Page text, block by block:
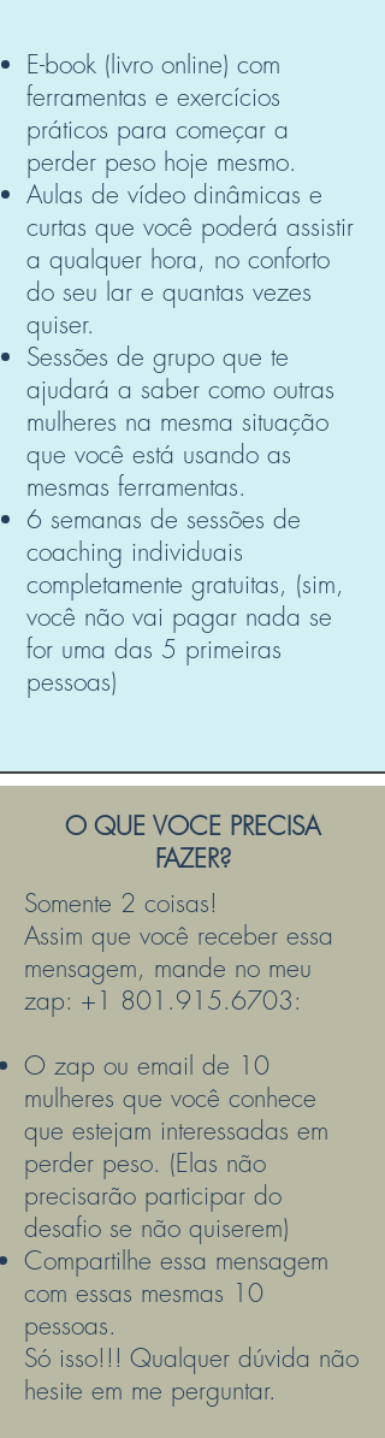
E-book (livro online) com
ferramentas e exercícios
práticos para começar a
perder peso hoje mesmo.
Aulas de vídeo dinâmicas e
curtas que você poderá assistir
a qualquer hora, no conforto
do seu lar e quantas vezes
quiser.
Sessões de grupo que te
ajudará a saber como outras
mulheres na mesma situação
que você está usando as
mesmas ferramentas.
6 semanas de sessões de
coaching individuais
completamente gratuitas, (sim,
você não vai pagar nada se
for uma das 5 primeiras
pessoas)
O QUE VOCE PRECISA
FAZER?
Somente 2 coisas!
Assim que você receber essa
mensagem, mande no meu
zap: +1 801.915.6703:
O zap ou email de 10
mulheres que você conhece
que estejam interessadas em
perder peso. (Elas não
precisarão participar do
desafio se não quiserem)
Compartilhe essa mensagem
com essas mesmas 10
pessoas.
Só isso!!! Qualquer dúvida não
hesite em me perguntar.